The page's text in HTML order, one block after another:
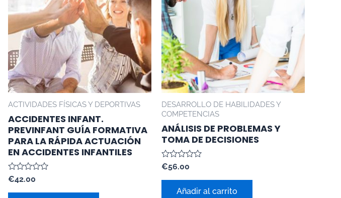
ACTIVIDADES FÍSICAS Y DEPORTIVAS
ACCIDENTES INFANT.
PREVINFANT GUÍA FORMATIVA
PARA LA RÁPIDA ACTUACIÓN
EN ACCIDENTES INFANTILES
Valorado
con
0
€42.00
DESARROLLO DE HABILIDADES Y
COMPETENCIAS
ANÁLISIS DE PROBLEMAS Y
TOMA DE DECISIONES
Valorado
con
0
€56.00
Añadir al carrito